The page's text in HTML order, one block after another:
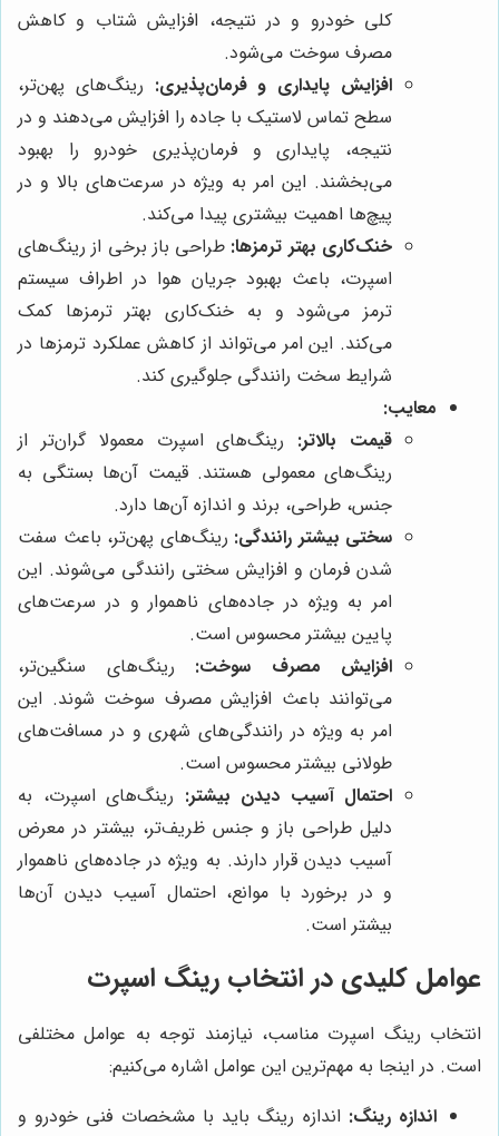
کلی خودرو و در نتیجه، افزایش شتاب و کاهش
مصرف سوخت می‌شود.
افزایش پایداری و فرمان‌پذیری: رینگ‌های پهن‌تر،
سطح تماس لاستیک با جاده را افزایش می‌دهند و در
نتیجه، پایداری و فرمان‌پذیری خودرو را بهبود
می‌بخشند. این امر به ویژه در سرعت‌های بالا و در
پیچ‌ها اهمیت بیشتری پیدا می‌کند.
خنک‌کاری بهتر ترمزها: طراحی باز برخی از رینگ‌های
اسپرت، باعث بهبود جریان هوا در اطراف سیستم
ترمز می‌شود و به خنک‌کاری بهتر ترمزها کمک
می‌کند. این امر می‌تواند از کاهش عملکرد ترمزها در
شرایط سخت رانندگی جلوگیری کند.
معایب:
قیمت بالاتر: رینگ‌های اسپرت معمولا گران‌تر از
رینگ‌های معمولی هستند. قیمت آن‌ها بستگی به
جنس، طراحی، برند و اندازه آن‌ها دارد.
سختی بیشتر رانندگی: رینگ‌های پهن‌تر، باعث سفت
شدن فرمان و افزایش سختی رانندگی می‌شوند. این
امر به ویژه در جاده‌های ناهموار و در سرعت‌های
پایین بیشتر محسوس است.
افزایش مصرف سوخت: رینگ‌های سنگین‌تر،
می‌توانند باعث افزایش مصرف سوخت شوند. این
امر به ویژه در رانندگی‌های شهری و در مسافت‌های
طولانی بیشتر محسوس است.
احتمال آسیب دیدن بیشتر: رینگ‌های اسپرت، به
دلیل طراحی باز و جنس ظریف‌تر، بیشتر در معرض
آسیب دیدن قرار دارند. به ویژه در جاده‌های ناهموار
و در برخورد با موانع، احتمال آسیب دیدن آن‌ها
بیشتر است.
عوامل کلیدی در انتخاب رینگ اسپرت
انتخاب رینگ اسپرت مناسب، نیازمند توجه به عوامل مختلفی
است. در اینجا به مهم‌ترین این عوامل اشاره می‌کنیم:
اندازه رینگ: اندازه رینگ باید با مشخصات فنی خودرو و